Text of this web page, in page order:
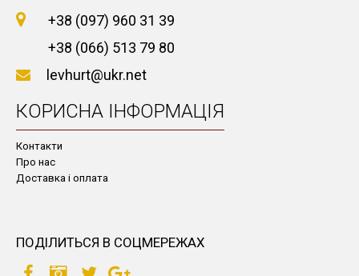
+38 (097) 960 31 39
+38 (066) 513 79 80
levhurt@ukr.net
КОРИСНА ІНФОРМАЦІЯ
Контакти
Про нас
Доставка і оплата
ПОДІЛИТЬСЯ В СОЦМЕРЕЖАХ